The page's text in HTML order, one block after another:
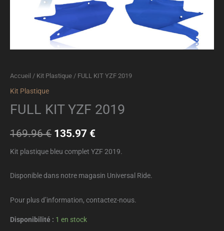
Accueil / Kit Plastique / FULL KIT YZF 2019
Kit Plastique
FULL KIT YZF 2019
169.96€ 135.97 €
Kit plastique bleu complet YZF 2019.
Disponible dans notre magasin Universal Ride.
Pour plus d’information, contactez-nous.
Disponibilité : 1 en stock